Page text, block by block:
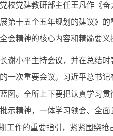
校党建教研部主任王凡作《
第十五个五年规划的建议》
会精神的核心内容和精髓要义
谢小平主持会议，并在总结时
一次重要会议。习近平总书
图。全所上下要把认真学习
示精神，一体学习领会、全
工作的重要指引，紧紧围绕